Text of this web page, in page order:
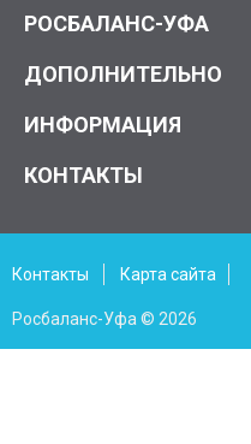
РОСБАЛАНС-УФА
ДОПОЛНИТЕЛЬНО
ИНФОРМАЦИЯ
КОНТАКТЫ
Контакты Карта сайта
Росбаланс-Уфа © 2026